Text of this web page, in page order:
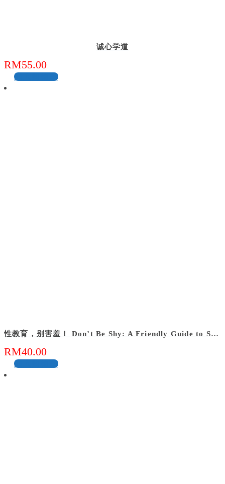
诚心学道
RM55.00
加入购物车
性教育，别害羞！ Don’t Be Shy: A Friendly Guide to Sex Education
RM40.00
加入购物车